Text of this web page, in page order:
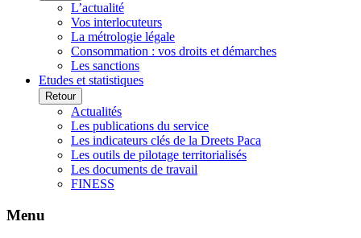
L’actualité
Vos interlocuteurs
La métrologie légale
Consommation : vos droits et démarches
Les sanctions
Etudes et statistiques
Retour
Actualités
Les publications du service
Les indicateurs clés de la Dreets Paca
Les outils de pilotage territorialisés
Les documents de travail
FINESS
Menu